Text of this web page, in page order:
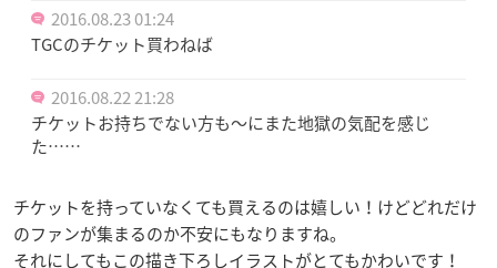
2016.08.23 01:24
TGCのチケット買わねば
2016.08.22 21:28
チケットお持ちでない方も〜にまた地獄の気配を感じ
た……
チケットを持っていなくても買えるのは嬉しい！けどどれだけ
のファンが集まるのか不安にもなりますね。
それにしてもこの描き下ろしイラストがとてもかわいです！